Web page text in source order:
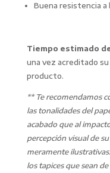
Buena resistencia a
Tiempo estimado
una vez acreditado su
producto.
** Te recomendamos
las tonalidades del
acabado que al
percepción visual de
meramente
los tapices que sean